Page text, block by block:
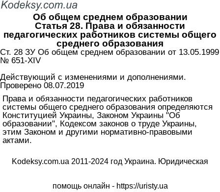
Об общем среднем образовании
Статья 28. Права и обязанности
педагогических работников системы общего
среднего образования
Ст. 28 ЗУ Об общем среднем образовании от 13.05.1999
№ 651-XIV
Действующий с изменениями и дополнениями.
Проверено 08.07.2019
Права и обязанности педагогических работников
системы общего среднего образования определяются
Конституцией Украины, Законом Украины "Об
образовании", Кодексом законов о труде Украины,
этим Законом и другими нормативно-правовыми
актами.
Kodeksy.com.ua 2011-2024 год Украина. Юридическая
помощь онлайн - https://uristy.ua